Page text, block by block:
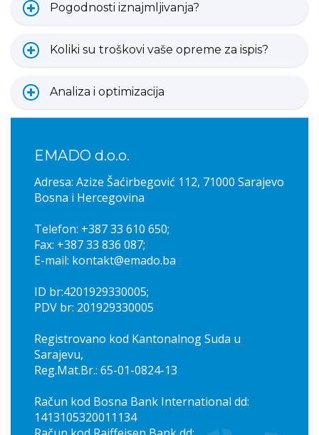
Pogodnosti iznajmljivanja?
Koliki su troškovi vaše opreme za ispis?
Analiza i optimizacija
EMADO d.o.o.
Adresa: Azize Šaćirbegović 112, 71000 Sarajevo
Bosna i Hercegovina
Telefon: +387 33 610 650;
Fax: +387 33 836 087;
E-mail: kontakt@emado.ba
ID br:4201929330005;
PDV br: 201929330005
Registrovano kod Kantonalnog Suda u
Sarajevu,
Reg.Mat.Br.: 65-01-0824-13
Račun kod Bosna Bank International dd:
1413105320011134